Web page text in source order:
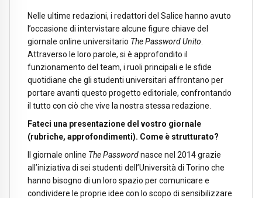
Nelle ultime redazioni, i redattori del Salice hanno avuto
l’occasione di intervistare alcune figure chiave del
giornale online universitario The Password Unito.
Attraverso le loro parole, si è approfondito il
funzionamento del team, i ruoli principali e le sfide
quotidiane che gli studenti universitari affrontano per
portare avanti questo progetto editoriale, confrontando
il tutto con ciò che vive la nostra stessa redazione.
Fateci una presentazione del vostro giornale
(rubriche, approfondimenti). Come è strutturato?
Il giornale online The Passwordnasce nel 2014 grazie
all’iniziativa di sei studenti dell’Università di Torino che
hanno bisogno di un loro spazio per comunicare e
condividere le proprie idee con lo scopo di sensibilizzare